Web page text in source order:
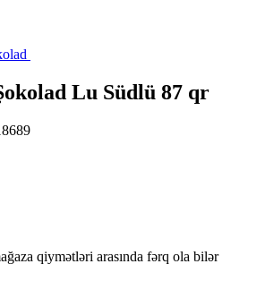
Lu Südlü 87 qr
qiymətləri arasında fərq ola bilər